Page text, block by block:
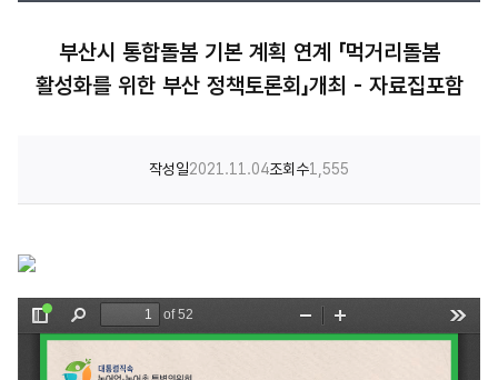
부산시 통합돌봄 기본 계획 연계 「먹거리돌봄
활성화를 위한 부산 정책토론회」개최 - 자료집포함
작성일2021.11.04조회수1,555